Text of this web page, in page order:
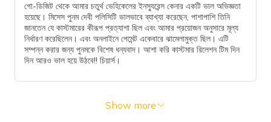
গো-ডিজিট থেকে আমার চতুর্থ ভেহিকেলের ইনস্যুরেন্স কেনার একটি ভাল অভিজ্ঞতা
হয়েছে। মিসেস পুনম দেবী পলিসিটি ভালভাবে ব্যাখ্যা করেছেন, পাশাপাশি তিনি
জানতেন যে কাস্টমারের কীরূপ প্রত্যাশা ছিল এবং আমার প্রয়োজন অনুসারে মূল্য
নির্ধারণ করেছিলেন। এবং অনলাইনে পেমেন্ট একেবারে ঝামেলামুক্ত ছিল। এটি
সম্পন্ন করার জন্য পুনমকে বিশেষ ধন্যবাদ। আশা করি কাস্টমার রিলেশন টিম দিন
দিন আরও ভাল হয়ে উঠবে!! চিয়ার্স।
Show more